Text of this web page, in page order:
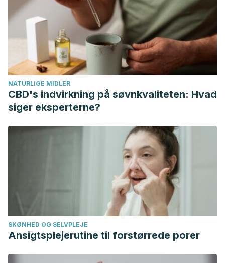
NATURLIGE MIDLER
CBD's indvirkning på søvnkvaliteten: Hvad
siger eksperterne?
SKØNHED OG SELVPLEJE
Ansigtsplejerutine til forstørrede porer